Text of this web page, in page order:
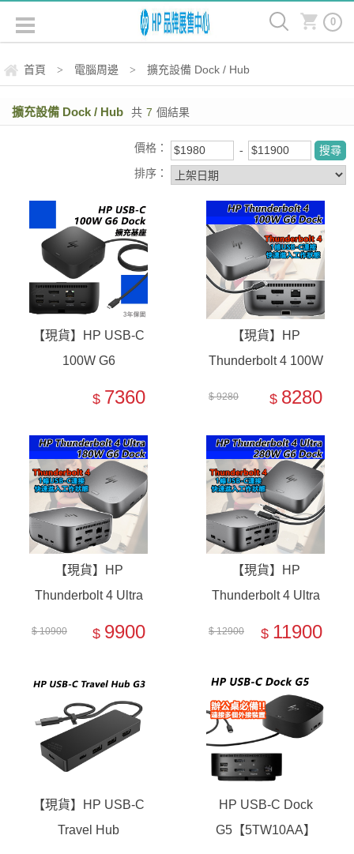
0
首頁 > 電腦周邊 > 擴充設備 Dock / Hub
擴充設備 Dock / Hub 共 7 個結果
價格：
排序：
【現貨】HP USB-C
100W G6
$ 7360
【現貨】HP
Thunderbolt 4 100W
$ 9280 $ 8280
【現貨】HP
Thunderbolt 4 Ultra
$ 10900 $ 9900
【現貨】HP
Thunderbolt 4 Ultra
$ 12900 $ 11900
【現貨】HP USB-C
Travel Hub
HP USB-C Dock
G5【5TW10AA】